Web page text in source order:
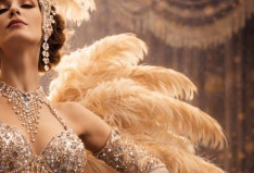
competență, ci, mai degrabă
și de context de
, din dorința
online pentru